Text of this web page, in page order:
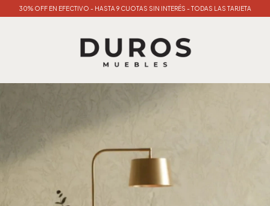
30% OFF EN EFECTIVO - HASTA 9 CUOTAS SIN INTERÉS - TODAS LAS TARJETA